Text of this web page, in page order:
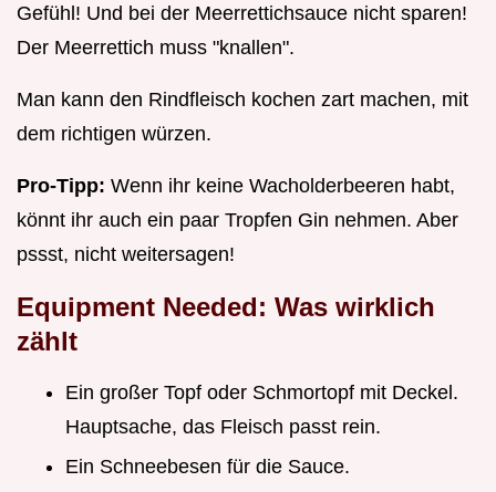
Gefühl! Und bei der Meerrettichsauce nicht sparen!
Der Meerrettich muss "knallen".
Man kann den Rindfleisch kochen zart machen, mit
dem richtigen würzen.
Pro-Tipp: Wenn ihr keine Wacholderbeeren habt,
könnt ihr auch ein paar Tropfen Gin nehmen. Aber
pssst, nicht weitersagen!
Equipment Needed: Was wirklich
zählt
Ein großer Topf oder Schmortopf mit Deckel.
Hauptsache, das Fleisch passt rein.
Ein Schneebesen für die Sauce.